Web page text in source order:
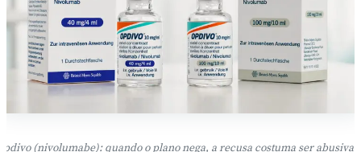
(nivolumabe): quando o plano nega, a recusa costuma ser abusiva.